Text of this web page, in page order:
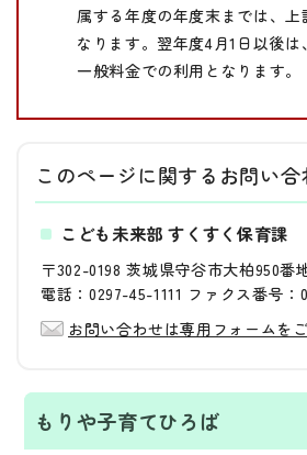
属する年度の年度末までは、上
なります。翌年度4月1日以後は
一般料金での利用となります。
このページに関する お問い合
こども未来部 すくすく保育課
〒302-0198 茨城県守谷市大柏950番
電話：0297-45-1111 ファクス番号：
お問い合わせは専用フォームを
もりや子育てひろば